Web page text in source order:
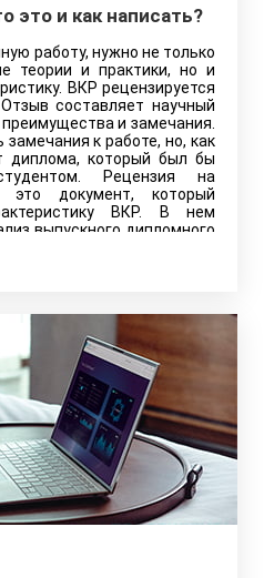
это и как написать?
работу, нужно не только
теории и практики, но и
ВКР рецензируется
составляет научный
и замечания.
замечания к работе, но, как
диплома, который был бы
Рецензия на
документ, который
ВКР. В нем
выпускного дипломного
и защите
сведения